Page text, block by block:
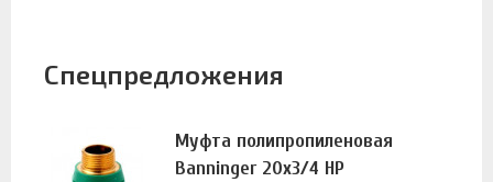
Спецпредложения
Муфта полипропиленовая
Banninger 20х3/4 НР